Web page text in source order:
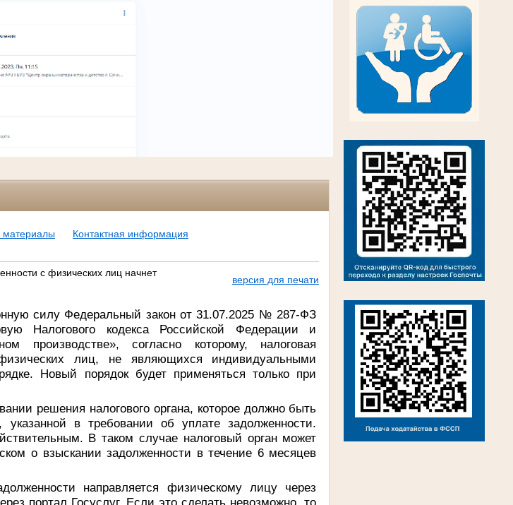
материалы
Контактная информация
с физических лиц начнет
версия для печати
силу Федеральный закон от 31.07.2025 № 287-ФЗ
Налогового кодекса Российской Федерации и
производстве», согласно которому, налоговая
лиц, не являющихся индивидуальными
Новый порядок будет применяться только при
решения налогового органа, которое должно быть
в требовании об уплате задолженности.
В таком случае налоговый орган может
о взыскании задолженности в течение 6 месяцев
направляется физическому лицу через